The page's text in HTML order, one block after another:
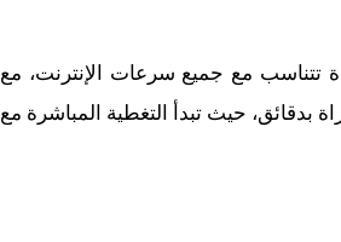
تتناسب مع جميع سرعات الإنترنت، مع
بدقائق، حيث تبدأ التغطية المباشرة مع